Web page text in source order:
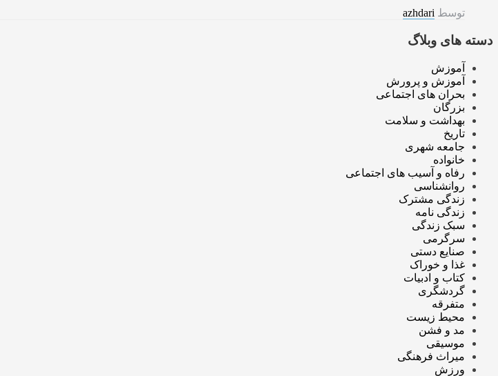
توسط azhdari
دسته های وبلاگ
آموزش
آموزش و پرورش
بحران های اجتماعی
بزرگان
بهداشت و سلامت
تاریخ
جامعه شهری
خانواده
رفاه و آسیب های اجتماعی
روانشناسی
زندگی مشترک
زندگی نامه
سبک زندگی
سرگرمی
صنایع دستی
غذا و خوراک
کتاب و ادبیات
گردشگری
متفرقه
محیط زیست
مد و فشن
موسیقی
میراث فرهنگی
ورزش